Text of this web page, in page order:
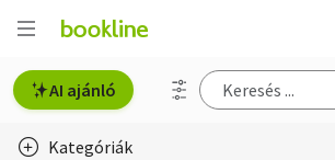
AI ajánló
Kategóriák